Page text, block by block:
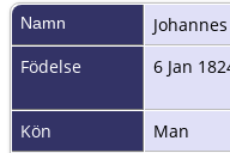
Namn Johannes
Födelse
6 Jan
Kön
Man